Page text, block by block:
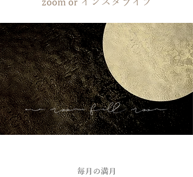
毎月の満月